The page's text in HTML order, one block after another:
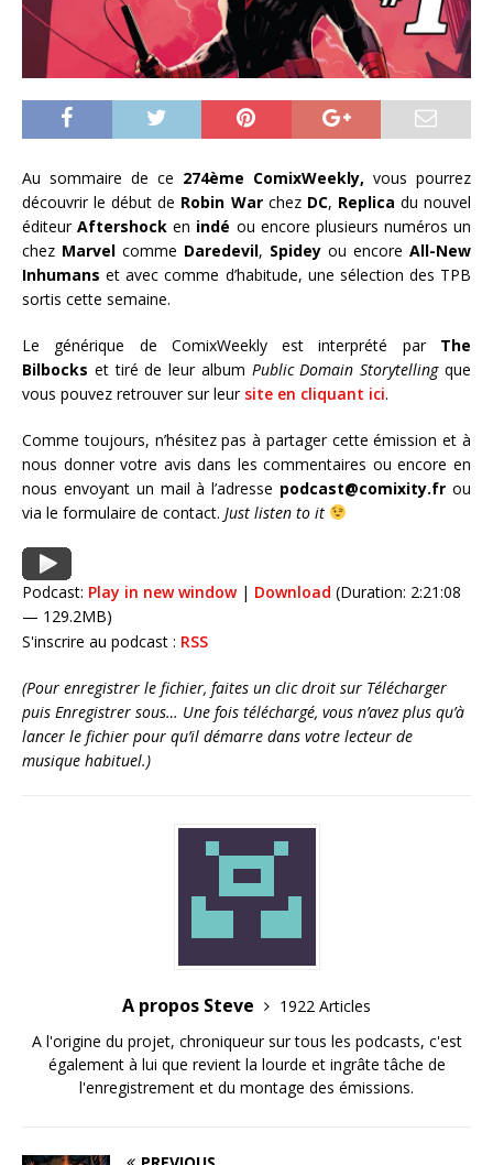
Au sommaire de ce 274ème ComixWeekly, vous pourrez
découvrir le début de Robin Warchez DC, Replica du nouvel
éditeurAftershock en indé ou encore plusieurs numéros un
chez Marvel comme Daredevil, Spidey ou encore All-New
Inhumans et avec comme d’habitude, une sélection des TPB
sortis cette semaine.
Le générique de ComixWeekly est interprété par The
Bilbocks et tiré de leur album Public Domain Storytellingque
vous pouvez retrouver sur leursite en cliquant ici.
Comme toujours, n’hésitez pas à partager cette émission et à
nous donner votre avis dans les commentaires ou encore en
nous envoyant un mail à l’adresse podcast@comixity.fr ou
via le formulaire de contact. Just listen to it
Podcast: Play in new window| Download (Duration: 2:21:08
— 129.2MB)
S'inscrire au podcast : RSS
(Pour enregistrer le fichier, faites un clic droit sur Télécharger
puis Enregistrer sous… Une fois téléchargé, vous n’avez plus qu’à
lancer le fichier pour qu’il démarre dans votre lecteur de
musique habituel.)
A propos Steve
1922 Articles
A l'origine du projet, chroniqueur sur tous les podcasts, c'est
également à lui que revient la lourde et ingrâte tâche de
l'enregistrement et du montage des émissions.